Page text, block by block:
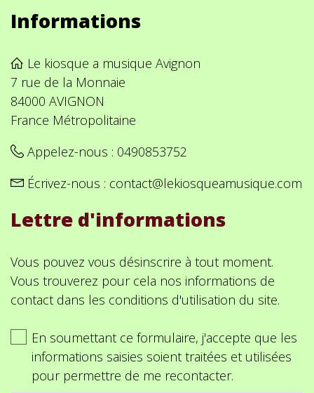
Informations
Le kiosque a musique Avignon
7 rue de la Monnaie
84000 AVIGNON
France Métropolitaine
Appelez-nous : 0490853752
Écrivez-nous : contact@lekiosqueamusique.com
Lettre d'informations
Vous pouvez vous désinscrire à tout moment.
Vous trouverez pour cela nos informations de
contact dans les conditions d'utilisation du site.
En soumettant ce formulaire, j'accepte que les
informations saisies soient traitées et utilisées
pour permettre de me recontacter.